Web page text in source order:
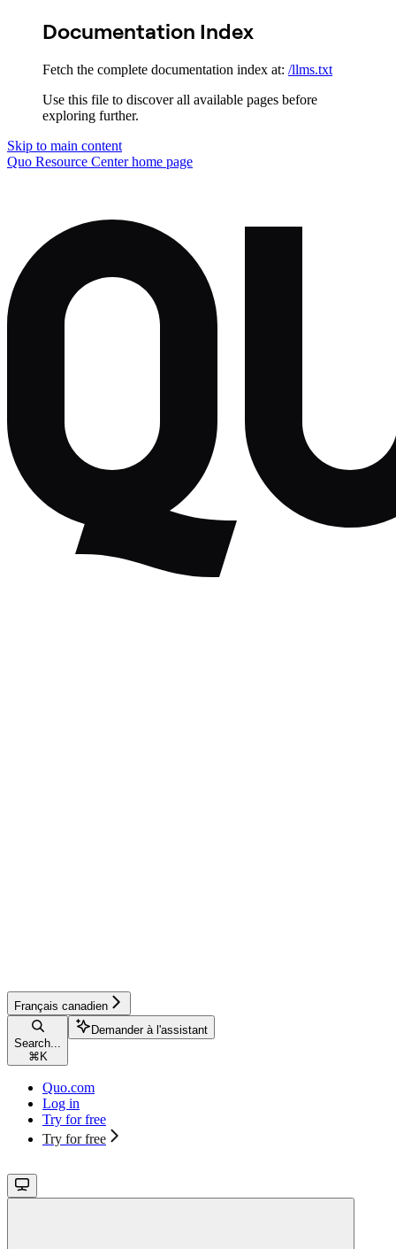
Documentation Index
Fetch the complete documentation index at: /llms.txt
Use this file to discover all available pages before
exploring further.
Skip to main content
Quo Resource Centerhome page
Français canadien
Search...
⌘ K
Demander à l'assistant
Quo.com
Log in
Try for free
Try for free